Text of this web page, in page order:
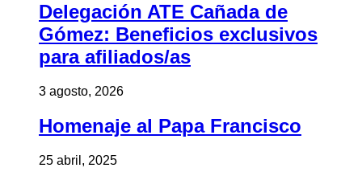
Delegación ATE Cañada de
Gómez: Beneficios exclusivos
para afiliados/as
3 agosto, 2026
Homenaje al Papa Francisco
25 abril, 2025